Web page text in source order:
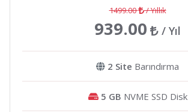
1499.00 / Yıllık
939.00 / Yıl
2 Site Barındırma
5 GB NVME SSD Disk